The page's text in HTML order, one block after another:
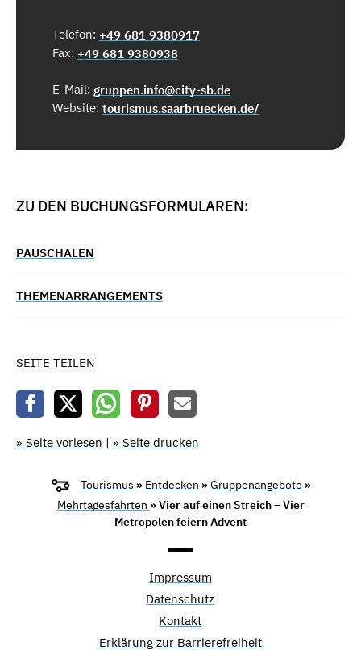
Telefon: +49 681 9380917
Fax: +49 681 9380938
E-Mail: gruppen.info@city-sb.de
Website: tourismus.saarbruecken.de/
ZU DEN BUCHUNGSFORMULAREN:
PAUSCHALEN
THEMENARRANGEMENTS
SEITE TEILEN
» Seite vorlesen | » Seite drucken
Tourismus » Entdecken »Gruppenangebote »
Mehrtagesfahrten » Vier auf einen Streich – Vier
Metropolen feiern Advent
Impressum
Datenschutz
Kontakt
Erklärung zur Barrierefreiheit